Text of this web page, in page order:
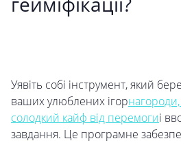
Уявіть собі інструмент, який
ваших улюблених ігор
солодкий кайф від перемогиі
завдання. Це програмне